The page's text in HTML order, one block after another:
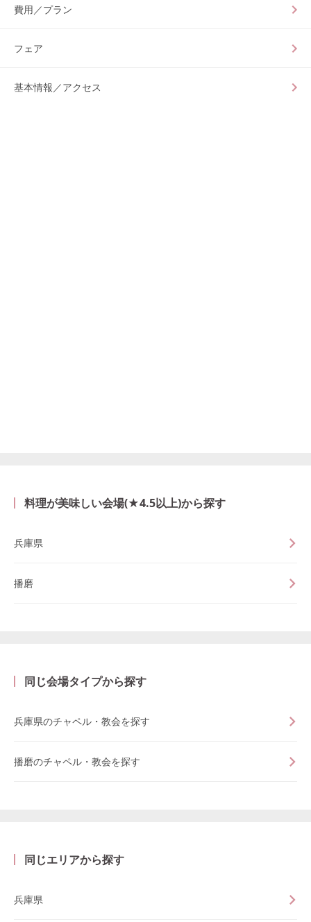
費用／プラン
フェア
基本情報／アクセス
料理が美味しい会場(★4.5以上)から探す
兵庫県
播磨
同じ会場タイプから探す
兵庫県のチャペル・教会を探す
播磨のチャペル・教会を探す
同じエリアから探す
兵庫県